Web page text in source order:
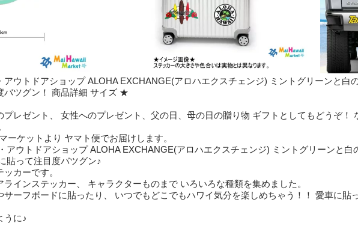
アウトドアショップ ALOHA EXCHANGE(アロハエクスチェンジ) ミントグリーンと白
バツグン！ 商品詳細 サイズ ★
プレゼント、 女性へのプレゼント、父の日、母の日の贈り物 ギフトとしてもどうぞ！
ーケットより ヤマト便でお届けします。
アウトドアショップ ALOHA EXCHANGE(アロハエクスチェンジ) ミントグリーンと
貼って注目度バツグン♪
カーです。
インステッカー、 キャラクターものまで いろいろな種類を集めました。
ーフボードに貼ったり、 いつでもどこでもハワイ気分を楽しめちゃう！！ 愛車に貼
うに♪